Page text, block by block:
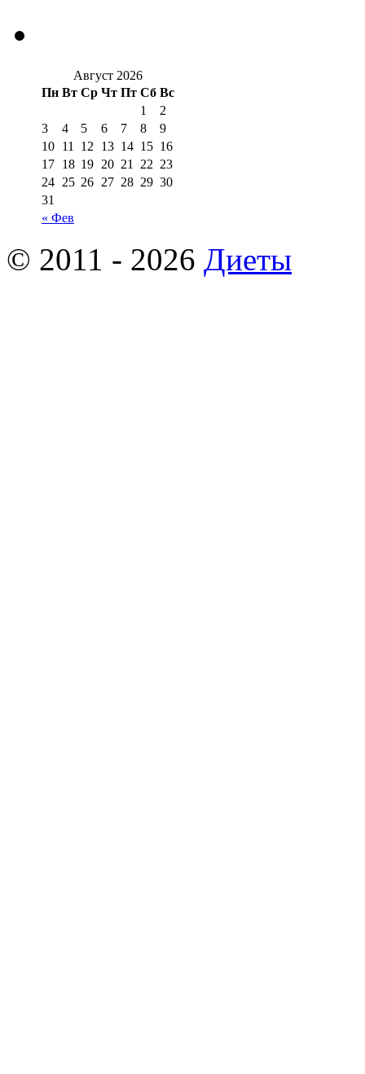
Август 2026
Пн Вт Ср Чт Пт Сб Вс
« Фев
1
2
3
4 5 6 7 8
9
10 11 12 13 14 15 16
17 18 19 20 21 22 23
24 25 26 27 28 29 30
31
© 2011 - 2026 Диеты